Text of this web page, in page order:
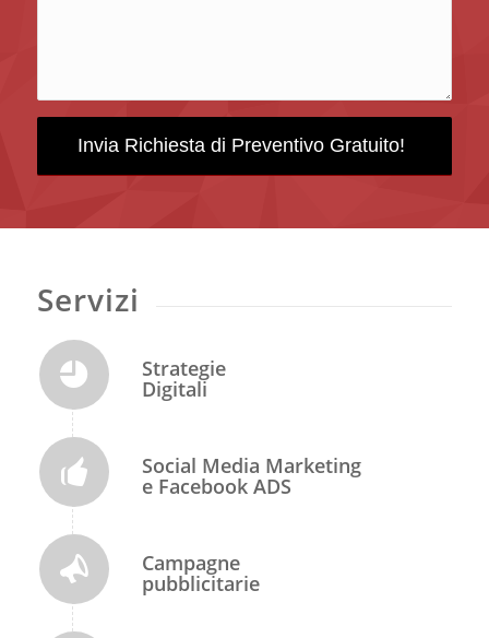
Servizi
Strategie
Digitali
Social Media Marketing
e Facebook ADS
Campagne
pubblicitarie